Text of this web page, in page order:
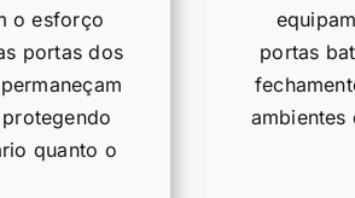
o esforço
portas dos
quanto o
portas
ambientes